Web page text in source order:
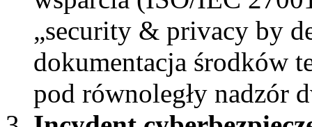
„security & privacy by
dokumentacja środków
pod równoległy nadzór